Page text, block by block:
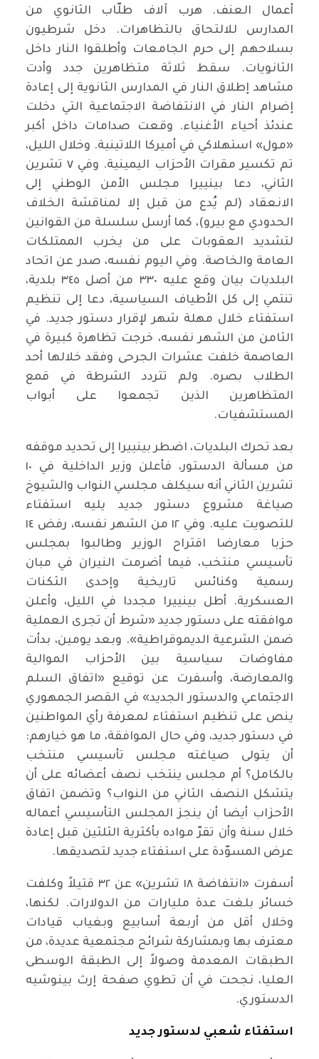
أعمال العنف. هرب آلاف طلّاب الثانوي من
المدارس للالتحاق بالتظاهرات. دخل شرطيون
بسلاحهم إلى حرم الجامعات وأطلقوا النار داخل
الثانويات. سقط ثلاثة متظاهرين جدد وأدت
مشاهد إطلاق النار في المدارس الثانوية إلى إعادة
إضرام النار في الانتفاضة الاجتماعية التي دخلت
عندئذ أحياء الأغنياء. وقعت صدامات داخل أكبر
«مول» استهلاكي في أميركا اللاتينية. وخلال الليل،
تم تكسير مقرات الأحزاب اليمينية. وفي ٧ تشرين
الثاني، دعا بينييرا مجلس الأمن الوطني إلى
الانعقاد (لم يُدع من قبل إلا لمناقشة الخلاف
الحدودي مع بيرو)، كما أرسل سلسلة من القوانين
لتشديد العقوبات على من يخرب الممتلكات
العامة والخاصة. وفي اليوم نفسه، صدر عن اتحاد
البلديات بيان وقع عليه ٣٣٠ من أصل ٣٤٥ بلدية،
تنتمي إلى كل الأطياف السياسية، دعا إلى تنظيم
استفتاء خلال مهلة شهر لإقرار دستور جديد. في
الثامن من الشهر نفسه، خرجت تظاهرة كبيرة في
العاصمة خلفت عشرات الجرحى وفقد خلالها أحد
الطلاب بصره. ولم تتردد الشرطة في قمع
المتظاهرين الذين تجمعوا على أبواب
المستشفيات.
بعد تحرك البلديات، اضطر بينييرا إلى تحديد موقفه
من مسألة الدستور، فأعلن وزير الداخلية في ١٠
تشرين الثاني أنه سيكلف مجلسي النواب والشيوخ
صياغة مشروع دستور جديد يليه استفتاء
للتصويت عليه. وفي ١٢ من الشهر نفسه، رفض ١٤
حزبا معارضا اقتراح الوزير وطالبوا بمجلس
تأسيسي منتخب، فيما أضرمت النيران في مبان
رسمية وكنائس تاريخية وإحدى الثكنات
العسكرية. أطل بينييرا مجددا في الليل، وأعلن
موافقته على دستور جديد «شرط أن تجرى العملية
ضمن الشرعية الديموقراطية». وبعد يومين، بدأت
مفاوضات سياسية بين الأحزاب الموالية
والمعارضة، وأسفرت عن توقيع «اتفاق السلم
الاجتماعي والدستور الجديد» في القصر الجمهوري
ينص على تنظيم استفتاء لمعرفة رأي المواطنين
في دستور جديد، وفي حال الموافقة، ما هو خيارهم:
أن يتولى صياغته مجلس تأسيسي منتخب
بالكامل؟ أم مجلس ينتخب نصف أعضائه على أن
يتشكل النصف الثاني من النواب؟ وتضمن اتفاق
الأحزاب أيضا أن ينجز المجلس التأسيسي أعماله
خلال سنة وأن تقرّ مواده بأكثرية الثلثين قبل إعادة
عرض المسوّدة على استفتاء جديد لتصديقها.
أسفرت «انتفاضة ١٨ تشرين» عن ٣٢ قتيلاً وكلفت
خسائر بلغت عدة مليارات من الدولارات. لكنها،
وخلال أقل من أربعة أسابيع وبغياب قيادات
معترف بها وبمشاركة شرائح مجتمعية عديدة، من
الطبقات المعدمة وصولاً إلى الطبقة الوسطى
العليا، نجحت في أن تطوي صفحة إرث بينوشيه
الدستوري.
استفتاء شعبي لدستور جديد